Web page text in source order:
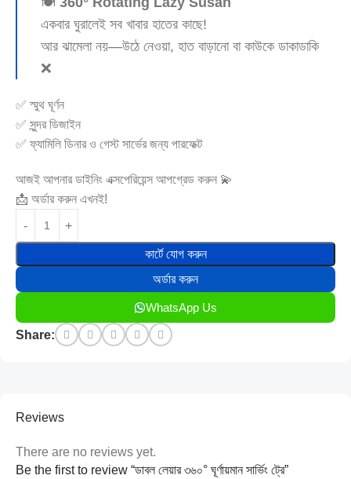
একবার ঘুরালেই সব খাবার হাতের কাছে!
আর ঝামেলা নয়—উঠে নেওয়া, হাত বাড়ানো বা কাউকে ডাকাডাকি
❌
✅ স্মুথ ঘূর্ণন
✅ সুন্দর ডিজাইন
✅ ফ্যামিলি ডিনার ও গেস্ট সার্ভের জন্য পারফেক্ট
আজই আপনার ডাইনিং এক্সপেরিয়েন্স আপগ্রেড করুন 💫
📩 অর্ডার করুন এখনই!
কার্টে যোগ করুন
অর্ডার করুন
WhatsApp Us
Share:
Reviews
There are no reviews yet.
Be the first to review “ডাবল লেয়ার ৩৬০° ঘূর্ণায়মান সার্ভিং ট্রে”